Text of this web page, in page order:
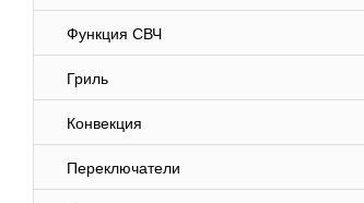
Функция СВЧ
Гриль
Конвекция
Переключатели